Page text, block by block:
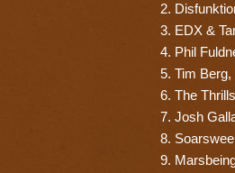
EDX &
Phil
Tim
The
Josh